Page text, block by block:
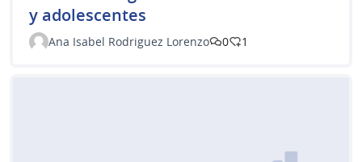
y adolescentes
Ana Isabel Rodriguez Lorenzo 0 1